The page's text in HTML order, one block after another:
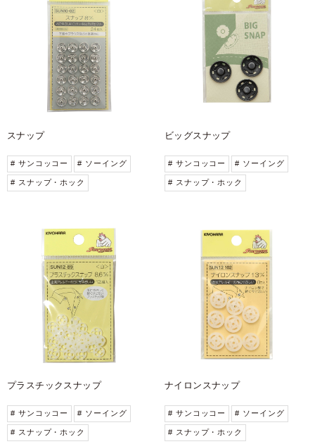
スナップ
# サンコッコー # ソーイング
# スナップ・ホック
ビッグスナップ
# サンコッコー # ソーイング
# スナップ・ホック
プラスチックスナップ
# サンコッコー # ソーイング
# スナップ・ホック
ナイロンスナップ
# サンコッコー # ソーイング
# スナップ・ホック